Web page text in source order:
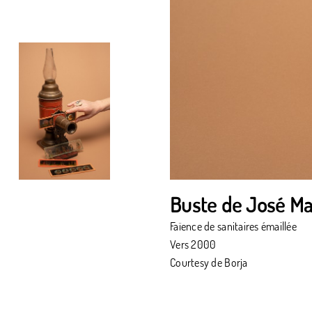
Buste de José
Faïence de sanitaires émaillée
Vers 2000
Courtesy de Borja